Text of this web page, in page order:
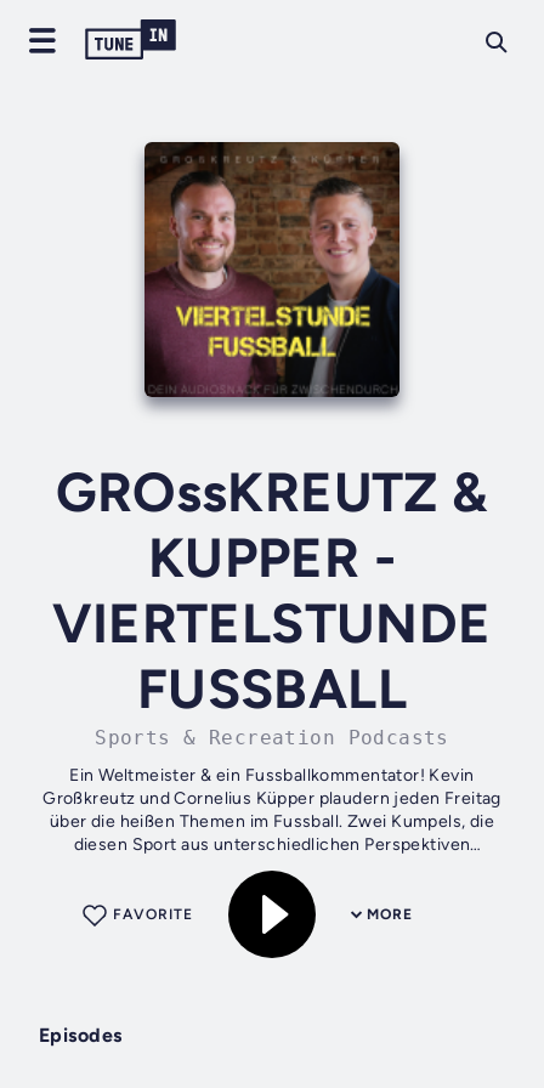
GROssKREUTZ &
KUPPER -
VIERTELSTUNDE
FUSSBALL
Sports & Recreation Podcasts
Ein Weltmeister & ein Fussballkommentator! Kevin
Großkreutz und Cornelius Küpper plaudern jeden Freitag
über die heißen Themen im Fussball. Zwei Kumpels, die
diesen Sport aus unterschiedlichen Perspektiven
kennengelernt haben und erleben. Warum warten...
MORE
FAVORITE
Episodes